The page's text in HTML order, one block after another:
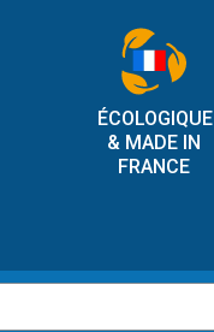
ÉCOLOGIQUE
& MADE IN
FRANCE